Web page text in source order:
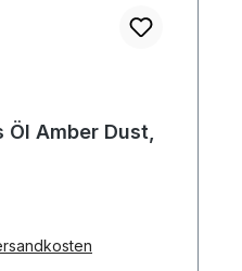
Amber Dust,